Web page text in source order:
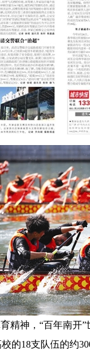
神，“百年南开”
的18支队伍的约